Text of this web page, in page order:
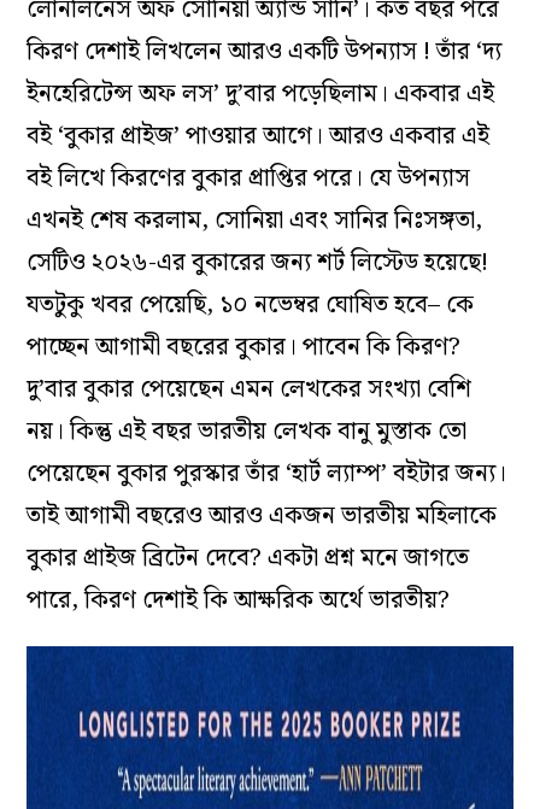
লোনলিনেস অফ সোনিয়া অ্যান্ড সানি’। কত বছর পরে
কিরণ দেশাই লিখলেন আরও একটি উপন্যাস ! তাঁর ‘দ্য
ইনহেরিটেন্স অফ লস’ দু’বার পড়েছিলাম। একবার এই
বই ‘বুকার প্রাইজ’ পাওয়ার আগে। আরও একবার এই
বই লিখে কিরণের বুকার প্রাপ্তির পরে। যে উপন্যাস
এখনই শেষ করলাম, সোনিয়া এবং সানির নিঃসঙ্গতা,
সেটিও ২০২৬-এর বুকারের জন্য শর্ট লিস্টেড হয়েছে!
যতটুকু খবর পেয়েছি, ১০ নভেম্বর ঘোষিত হবে– কে
পাচ্ছেন আগামী বছরের বুকার। পাবেন কি কিরণ?
দু’বার বুকার পেয়েছেন এমন লেখকের সংখ্যা বেশি
নয়। কিন্তু এই বছর ভারতীয় লেখক বানু মুস্তাক তো
পেয়েছেন বুকার পুরস্কার তাঁর ‘হার্ট ল্যাম্প’ বইটার জন্য।
তাই আগামী বছরেও আরও একজন ভারতীয় মহিলাকে
বুকার প্রাইজ ব্রিটেন দেবে? একটা প্রশ্ন মনে জাগতে
পারে, কিরণ দেশাই কি আক্ষরিক অর্থে ভারতীয়?